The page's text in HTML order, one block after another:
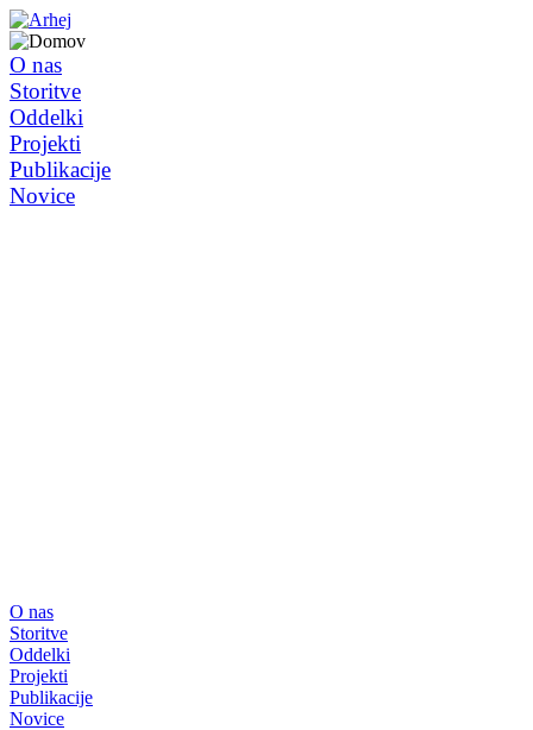
O nas
Storitve
Oddelki
Projekti
Publikacije
Novice
O nas
Storitve
Oddelki
Projekti
Publikacije
Novice